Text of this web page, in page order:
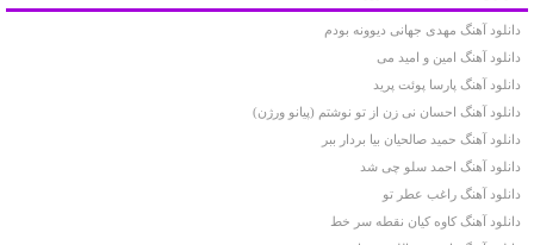
دانلود آهنگ مهدی جهانی دیوونه بودم
دانلود آهنگ امین و امید می
دانلود آهنگ پارسا پوئت پرید
دانلود آهنگ احسان نی زن از تو نوشتم (پیانو ورژن)
دانلود آهنگ حمید صالحیان بیا بردار ببر
دانلود آهنگ احمد سلو چی شد
دانلود آهنگ راغب عطر تو
دانلود آهنگ کاوه کیان نقطه سر خط